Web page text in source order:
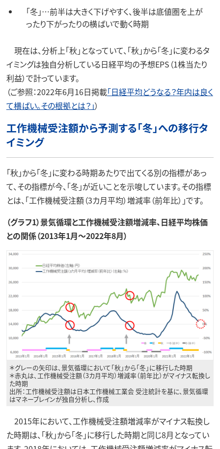
「冬」…前半は大きく下げやすく、後半は底値圏を上が
ったり下がったりの横ばいで動く時期
現在は、分析上「秋」となっていて、「秋」から「冬」に変わるタ
イミングは独自分析している日経平均の予想EPS（1株当たり
利益）で計っています。
（ご参照：2022年6月16日掲載「日経平均どうなる？年内は良く
て横ばい。その根拠とは？」）
工作機械受注額から予測する「冬」への移行タ
イミング
「秋」から「冬」に変わる時期あたりで出てくる別の指標があっ
て、その指標が今、「冬」が近いことを示唆しています。その指標
とは、「工作機械受注額（3カ月平均）増減率（前年比）」です。
（グラフ1）景気循環と工作機械受注額増減率、日経平均株価
との関係（2013年1月～2022年8月）
＊グレーの矢印は、景気循環において「秋」から「冬」に移行した時期
＊赤丸は、工作機械受注額（3カ月平均）増減率（前年比）がマイナス転換し
た時期
出所：工作機械受注額は日本工作機械工業会 受注統計を基に、景気循環
はマネーブレインが独自分析し、作成
2015年において、工作機械受注額増減率がマイナス転換し
た時期は、「秋」から「冬」に移行した時期と同じ8月となってい